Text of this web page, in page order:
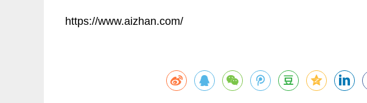
https://www.aizhan.com/